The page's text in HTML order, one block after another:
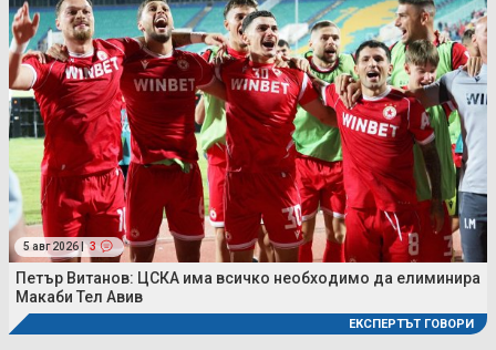
5 авг 2026 | 3
Петър Витанов: ЦСКА има всичко необходимо да елиминира
Макаби Тел Авив
ЕКСПЕРТЪТ ГОВОРИ